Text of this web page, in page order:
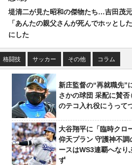
堤清二が見た昭和の傑物たち…吉田茂
「あんたの親父さんが死んでホッとし
にした
格闘技 サッカー その他 コラム
新庄監督の“再就職先”
さかの球団 采配に賛否
のテコ入れ役にうって
大谷翔平に「臨時クロ
仰天プラン 守護神不調
ースはWS3連覇へなり
ず